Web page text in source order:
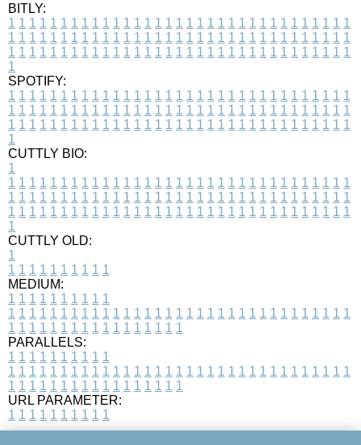
BITLY:
1 1 1 1 1 1 1 1 1 1 1 1 1 1 1 1 1 1 1 1 1 1 1 1 1 1 1 1 1 1 1 1 1
1 1 1 1 1 1 1 1 1 1 1 1 1 1 1 1 1 1 1 1 1 1 1 1 1 1 1 1 1 1 1 1 1
1 1 1 1 1 1 1 1 1 1 1 1 1 1 1 1 1 1 1 1 1 1 1 1 1 1 1 1 1 1 1 1 1
1
SPOTIFY:
1 1 1 1 1 1 1 1 1 1 1 1 1 1 1 1 1 1 1 1 1 1 1 1 1 1 1 1 1 1 1 1 1
1 1 1 1 1 1 1 1 1 1 1 1 1 1 1 1 1 1 1 1 1 1 1 1 1 1 1 1 1 1 1 1 1
1 1 1 1 1 1 1 1 1 1 1 1 1 1 1 1 1 1 1 1 1 1 1 1 1 1 1 1 1 1 1 1 1
1
CUTTLY BIO:
1
1 1 1 1 1 1 1 1 1 1 1 1 1 1 1 1 1 1 1 1 1 1 1 1 1 1 1 1 1 1 1 1 1
1 1 1 1 1 1 1 1 1 1 1 1 1 1 1 1 1 1 1 1 1 1 1 1 1 1 1 1 1 1 1 1 1
1 1 1 1 1 1 1 1 1 1 1 1 1 1 1 1 1 1 1 1 1 1 1 1 1 1 1 1 1 1 1 1 1
1
CUTTLY OLD:
1
1 1 1 1 1 1 1 1 1 1
MEDIUM:
1 1 1 1 1 1 1 1 1 1
1 1 1 1 1 1 1 1 1 1 1 1 1 1 1 1 1 1 1 1 1 1 1 1 1 1 1 1 1 1 1 1 1
1 1 1 1 1 1 1 1 1 1 1 1 1 1 1 1 1
PARALLELS:
1 1 1 1 1 1 1 1 1 1
1 1 1 1 1 1 1 1 1 1 1 1 1 1 1 1 1 1 1 1 1 1 1 1 1 1 1 1 1 1 1 1 1
1 1 1 1 1 1 1 1 1 1 1 1 1 1 1 1 1
URL PARAMETER:
1 1 1 1 1 1 1 1 1 1